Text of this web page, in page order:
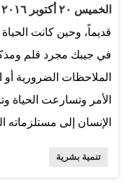
الخميس ٢٠ أكتوبر ٢٠١٦
قديماً، وحين كانت
في جيبك مجرد قلم
الملاحظات الضرورية
الأمر وتسارعت الحياة
الإنسان إلى
تنمية بشرية